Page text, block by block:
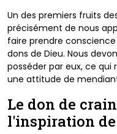
Un des premiers fruits
précisément de nous
faire prendre conscience
dons de Dieu. Nous
posséder par eux, ce qui
une attitude de
Le don de crainte, porte d'entrée de
l'inspiration